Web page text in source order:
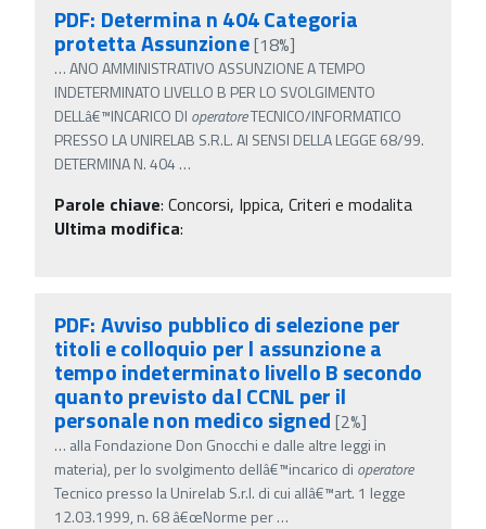
PDF: Determina n 404 Categoria
protetta Assunzione[18%]
…ANO AMMINISTRATIVO ASSUNZIONE A TEMPO
INDETERMINATO LIVELLO B PER LO SVOLGIMENTO
DELLâ€™INCARICO DI operatoreTECNICO/INFORMATICO
PRESSO LA UNIRELAB S.R.L. AI SENSI DELLA LEGGE 68/99.
DETERMINA N. 404 …
Parole chiave: Concorsi, Ippica, Criteri e modalita
Ultima modifica:
PDF: Avviso pubblico di selezione per
titoli e colloquio per l assunzione a
tempo indeterminato livello B secondo
quanto previsto dal CCNL per il
personale non medico signed [2%]
… alla Fondazione Don Gnocchi e dalle altre leggi in
materia), per lo svolgimento dellâ€™incarico di operatore
Tecnico presso la Unirelab S.r.l. di cui allâ€™art. 1 legge
12.03.1999, n. 68 â€œNorme per…